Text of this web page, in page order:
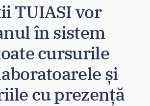
TUIASI vor
în sistem
cursurile
și
cu prezență